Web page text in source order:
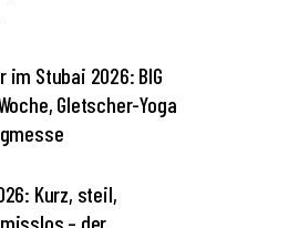
im Stubai 2026: BIG
Gletscher-Yoga
Kurz, steil,
– der